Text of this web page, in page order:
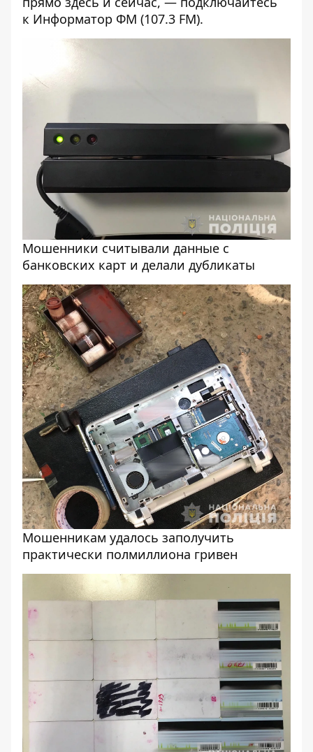
к Информатор ФМ (107.3 FM).
Мошенники считывали данные с
банковских карт и делали дубликаты
Мошенникам удалось заполучить
практически полмиллиона гривен